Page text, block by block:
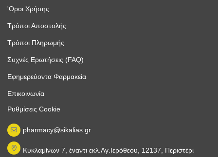
'Οροι Χρήσης
Τρόποι Αποστολής
Τρόποι Πληρωμής
Συχνές Ερωτήσεις (FAQ)
Εφημερεύοντα Φαρμακεία
Επικοινωνία
Ρυθμίσεις Cookie
pharmacy@sikalias.gr
Κυκλαμίνων 7, έναντι εκλ.Αγ.Ιερόθεου, 12137, Περιστέρι